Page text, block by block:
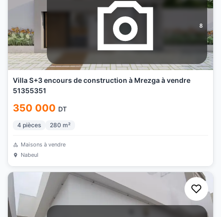
8
Villa S+3 encours de construction à Mrezga à vendre
51355351
350 000 DT
4 pièces 280 m²
Maisons à vendre
Nabeul